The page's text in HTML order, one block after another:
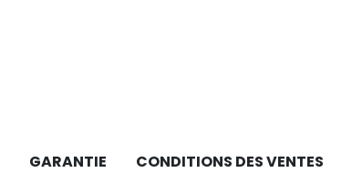
GARANTIE
CONDITIONS DES VENTES